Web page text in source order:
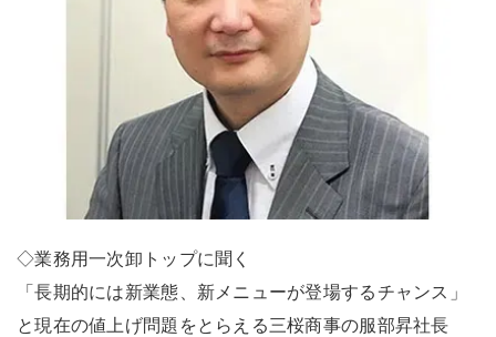
◇業務用一次卸トップに聞く
「長期的には新業態、新メニューが登場するチャンス」
と現在の値上げ問題をとらえる三桜商事の服部昇社長